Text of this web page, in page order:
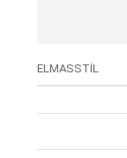
ELMASSTİL